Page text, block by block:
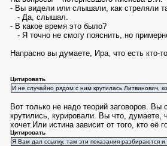
- Вы видели или слышали, как стреляли
- Да, слышал.
- В какое время это было?
- Я точно не смогу пояснить, но
Напрасно вы думаете, Ира, что есть кто-
Цитировать
И не случайно рядом с ним крутилась Литвинович,
Вот только не надо теорий заговоров. Вы
крутились, курировали. Вы что, думаете,
хочет.Или истина зависит от того, кто её
Цитировать
Я Вам дал ссылку, там эти показания разбираются и